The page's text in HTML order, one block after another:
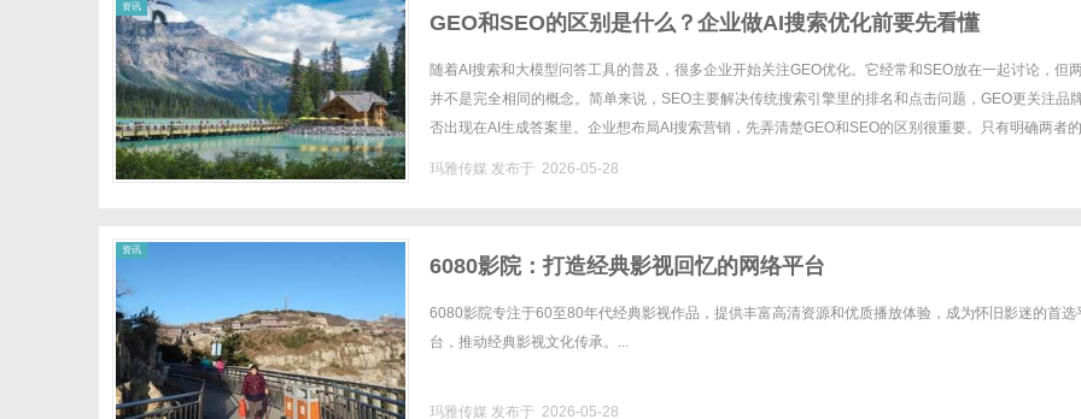
资讯
GEO和SEO的区别是什么？企业做AI搜索优化前要先看懂
随着AI搜索和大模型问答工具的普及，很多企业开始关注GEO优化。它经常和SEO放在一起讨论，但
并不是完全相同的概念。简单来说，SEO主要解决传统搜索引擎里的排名和点击问题，GEO更关注品
否出现在AI生成答案里。企业想布局AI搜索营销，先弄清楚GEO和SEO的区别很重要。只有明确两者
玛雅传媒 发布于 2026-05-28
资讯
6080影院：打造经典影视回忆的网络平台
6080影院专注于60至80年代经典影视作品，提供丰富高清资源和优质播放体验，成为怀旧影迷的首选
台，推动经典影视文化传承。...
玛雅传媒 发布于 2026-05-28